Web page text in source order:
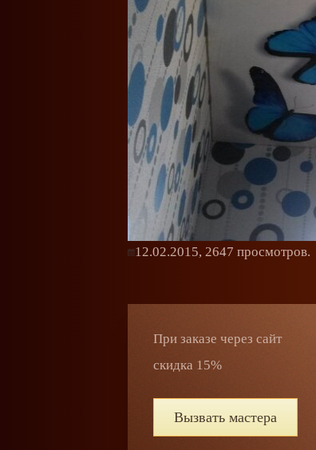
12.02.2015, 2647 просмотров.
При заказе через сайт
скидка 15%
Вызвать мастера